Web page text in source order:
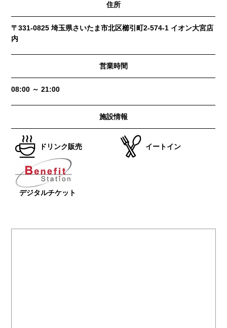
住所
〒331-0825 埼玉県さいたま市北区櫛引町2-574-1 イオン大宮店
内
営業時間
08:00 ～ 21:00
施設情報
ドリンク販売 イートイン
デジタルチケット